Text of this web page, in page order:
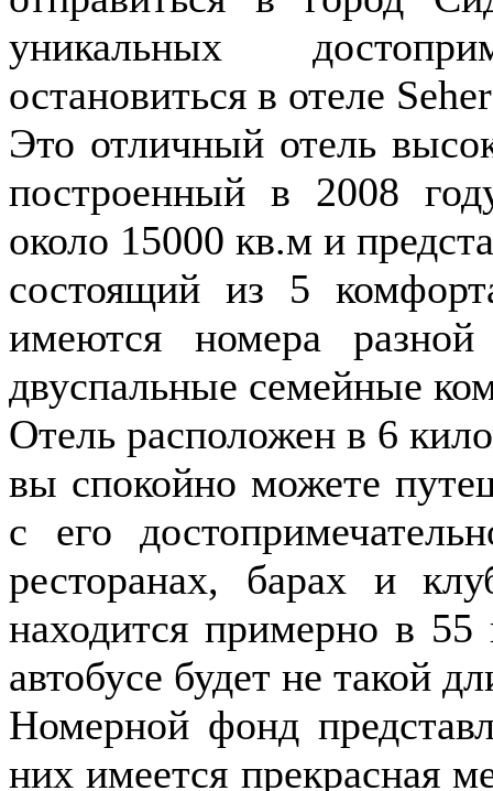
уникальных
остановиться в отеле
Это отличный отель
построенный в 2008
около 15000 кв.м и
состоящий из 5
имеются номера
двуспальные семейные
Отель расположен в 6
вы спокойно можете
с его
ресторанах, барах и
находится примерно в
автобусе будет не такой
Номерной фонд
них имеется прекрасная